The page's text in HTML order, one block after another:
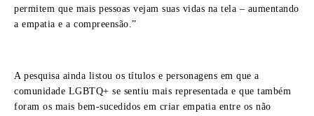
permitem que mais pessoas vejam suas vidas na tela – aumentando
a empatia e a compreensão.”
A pesquisa ainda listou os títulos e personagens em que a
comunidade LGBTQ+ se sentiu mais representada e que também
foram os mais bem-sucedidos em criar empatia entre os não